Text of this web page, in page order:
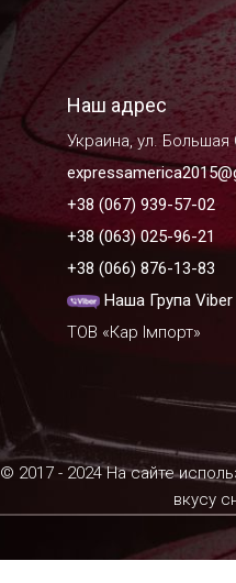
Наш адрес
Украина, ул.
+38 (067) 939-57-02
+38 (063) 025-96-21
+38 (066) 876-13-83
Наша Група Viber
ТОВ «Кар Імпорт»
© 2017 - 2024 На сайте
вкусу